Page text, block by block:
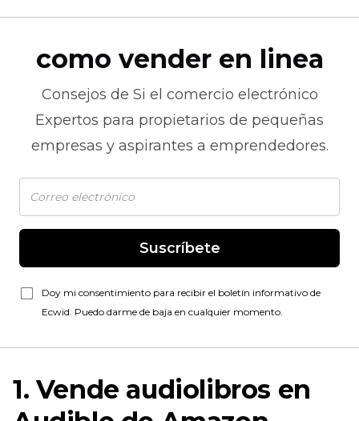
como vender en linea
Consejos de Si el comercio electrónico
Expertos para propietarios de pequeñas
empresas y aspirantes a emprendedores.
Suscríbete
Doy mi consentimiento para recibir el boletín informativo de
Ecwid. Puedo darme de baja en cualquier momento.
1. Vende audiolibros en